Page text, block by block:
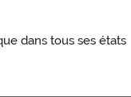
dans tous ses états